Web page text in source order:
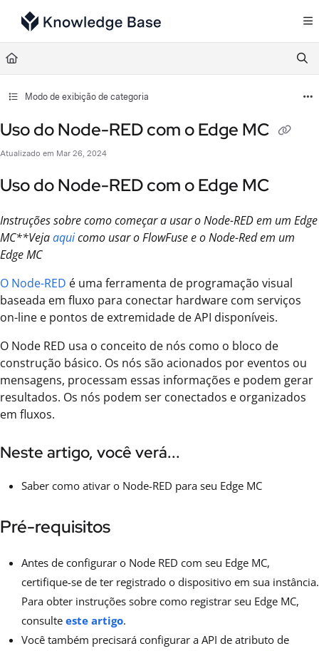
Documentation Index
Fetch the complete documentation index at:
Use this file to discover all available pages before exploring further.
Modo de exibição de categoria
Uso do Node-RED com o Edge MC
Atualizado em Mar 26, 2024
Uso do Node-RED com o Edge MC
Instruções sobre como começar a usar o Node-RED em um Edge
MC**Vejaaquicomo usar o FlowFuse e o Node-Red em um
Edge MC
O Node-RED é uma ferramenta de programação visual
baseada em fluxo para conectar hardware com serviços
on-line e pontos de extremidade de API disponíveis.
O Node RED usa o conceito de nós como o bloco de
construção básico. Os nós são acionados por eventos ou
mensagens, processam essas informações e podem gerar
resultados. Os nós podem ser conectados e organizados
em fluxos.
Neste artigo, você verá...
Saber como ativar o Node-RED para seu Edge MC
Pré-requisitos
Antes de configurar o Node RED com seu Edge MC,
certifique-se de ter registrado o dispositivo em sua instância.
Para obter instruções sobre como registrar seu Edge MC,
consulte este artigo.
Você também precisará configurar a API de atributo de